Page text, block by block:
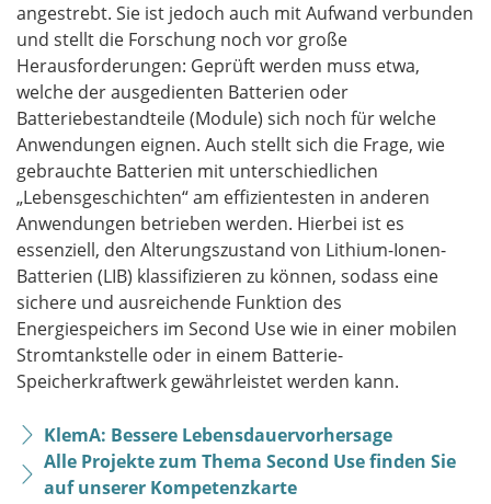
angestrebt. Sie ist jedoch auch mit Aufwand verbunden
und stellt die Forschung noch vor große
Herausforderungen: Geprüft werden muss etwa,
welche der ausgedienten Batterien oder
Batteriebestandteile (Module) sich noch für welche
Anwendungen eignen. Auch stellt sich die Frage, wie
gebrauchte Batterien mit unterschiedlichen
„Lebensgeschichten“ am effizientesten in anderen
Anwendungen betrieben werden. Hierbei ist es
essenziell, den Alterungszustand von Lithium-Ionen-
Batterien (LIB) klassifizieren zu können, sodass eine
sichere und ausreichende Funktion des
Energiespeichers im Second Use wie in einer mobilen
Stromtankstelle oder in einem Batterie-
Speicherkraftwerk gewährleistet werden kann.
KlemA: Bessere Lebensdauervorhersage
Alle Projekte zum Thema Second Use finden Sie
auf unserer Kompetenzkarte